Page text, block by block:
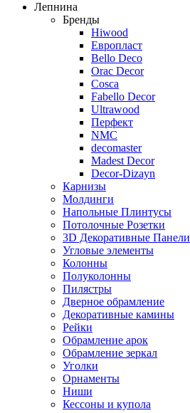
Лепнина
Бренды
Hiwood
Европласт
Bello Deco
Orac Decor
Cosca
Fabello Decor
Ultrawood
Перфект
NMC
decomaster
Madest Decor
Decor-Dizayn
Карнизы
Молдинги
Напольные Плинтусы
Потолочные Розетки
3D Декоративные Панели
Угловые элементы
Колонны
Полуколонны
Пилястры
Дверное обрамление
Декоративные камины
Рейки
Обрамление арок
Обрамление зеркал
Уголки
Орнаменты
Ниши
Кессоны и купола